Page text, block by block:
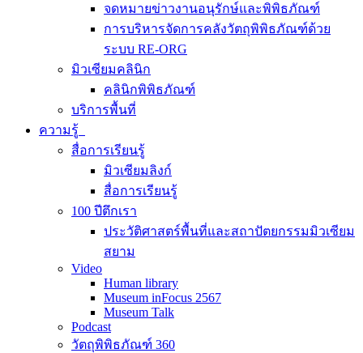
จดหมายข่าวงานอนุรักษ์และพิพิธภัณฑ์
การบริหารจัดการคลังวัตถุพิพิธภัณฑ์ด้วย
ระบบ RE-ORG
มิวเซียมคลินิก
คลินิกพิพิธภัณฑ์
บริการพื้นที่
ความรู้
สื่อการเรียนรู้
มิวเซียมลิงก์
สื่อการเรียนรู้
100 ปีตึกเรา
ประวัติศาสตร์พื้นที่และสถาปัตยกรรมมิวเซียม
สยาม
Video
Human library
Museum inFocus 2567
Museum Talk
Podcast
วัตถุพิพิธภัณฑ์ 360